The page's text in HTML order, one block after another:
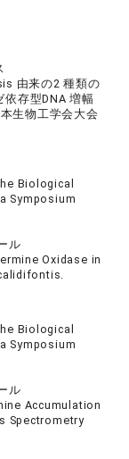
由来の2 種類の
存型DNA 増幅
生物工学会大会
Biological
Symposium
ル
Oxidase in
Biological
Symposium
ル
Accumulation
Spectrometry